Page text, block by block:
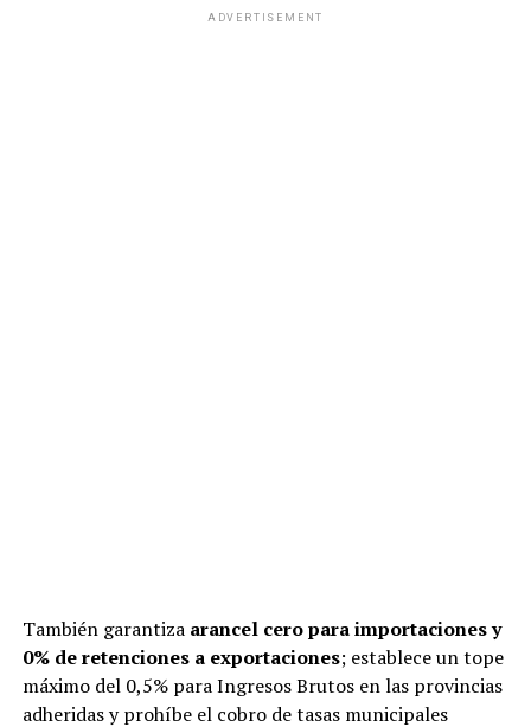
ADVERTISEMENT
También garantiza arancel cero para importaciones y
0% de retenciones a exportaciones; establece un tope
máximo del 0,5% para Ingresos Brutos en las provincias
adheridas y prohíbe el cobro de tasas municipales